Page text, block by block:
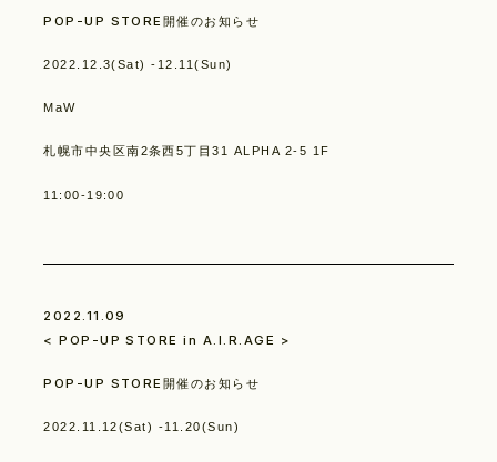
POP-UP STORE開催のお知らせ
2022.12.3(Sat) -12.11(Sun)
MaW
札幌市中央区南2条西5丁目31 ALPHA 2-5 1F
11:00-19:00
2022.11.09
< POP-UP STORE in A.I.R.AGE >
POP-UP STORE開催のお知らせ
2022.11.12(Sat) -11.20(Sun)